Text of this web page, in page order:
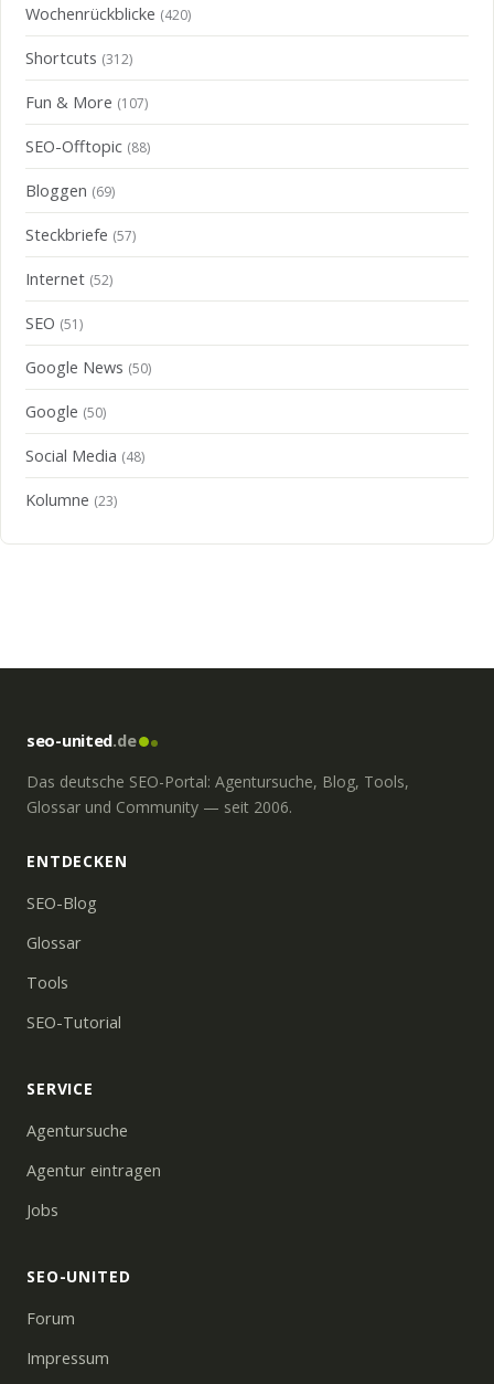
Wochenrückblicke (420)
Shortcuts (312)
Fun & More (107)
SEO-Offtopic (88)
Bloggen (69)
Steckbriefe (57)
Internet (52)
SEO (51)
Google News (50)
Google (50)
Social Media (48)
Kolumne (23)
seo-united.de
Das deutsche SEO-Portal: Agentursuche, Blog, Tools,
Glossar und Community — seit 2006.
ENTDECKEN
SEO-Blog
Glossar
Tools
SEO-Tutorial
SERVICE
Agentursuche
Agentur eintragen
Jobs
SEO-UNITED
Forum
Impressum